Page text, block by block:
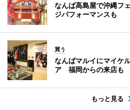
なんば高島屋で沖縄フ
ジパフォーマンスも
買う
なんばマルイにマイケ
ア 福岡からの来店も
もっと見る